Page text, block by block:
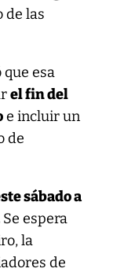
de las
esa
el fin del
e incluir un
de
sábado a
Se espera
la
de